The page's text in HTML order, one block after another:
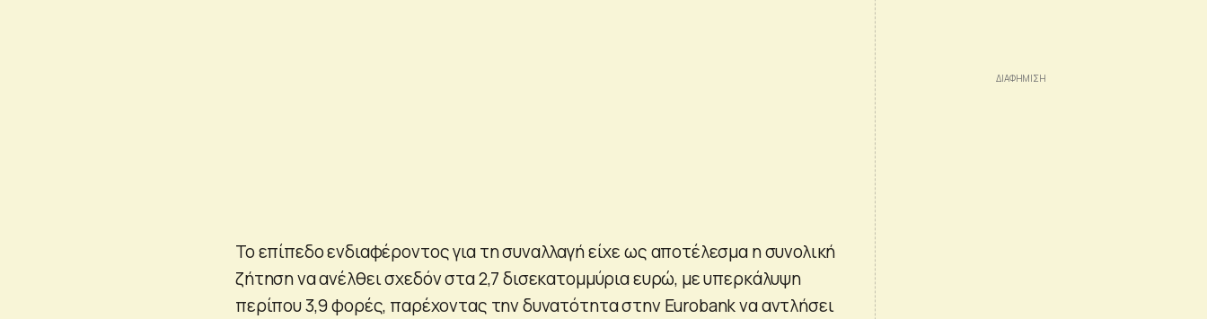
Το επίπεδο ενδιαφέροντος για τη συναλλαγή είχε ως αποτέλεσμα η συνολική
ζήτηση να ανέλθει σχεδόν στα 2,7 δισεκατομμύρια ευρώ, με υπερκάλυψη
περίπου 3,9 φορές, παρέχοντας την δυνατότητα στην Eurobank να αντλήσει